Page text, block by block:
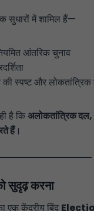
सुधारों में शामिल हैं—
आंतरिक चुनाव
की स्पष्ट और लोकतांत्रिक
है किअलोकतांत्रिक दल,
हैं।
सुदृढ़ करना
एक केंद्रीय बिंदु